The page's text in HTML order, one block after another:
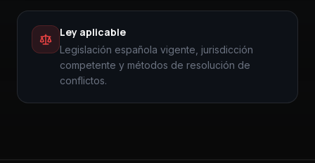
Ley aplicable
Legislación española vigente, jurisdicción
competente y métodos de resolución de
conflictos.